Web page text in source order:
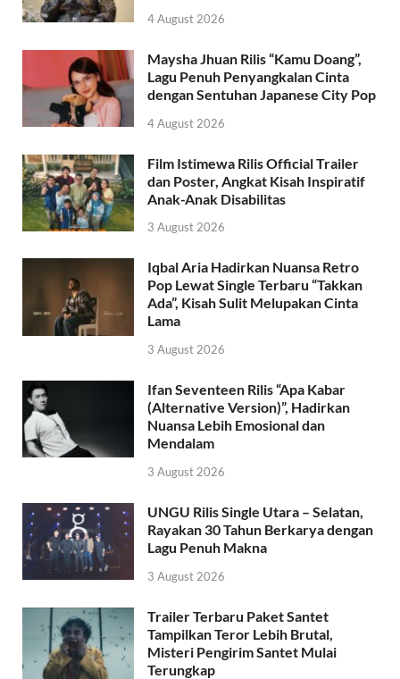
4 August 2026
Maysha Jhuan Rilis “Kamu Doang”,
Lagu Penuh Penyangkalan Cinta
dengan Sentuhan Japanese City Pop
4 August 2026
Film Istimewa Rilis Official Trailer
dan Poster, Angkat Kisah Inspiratif
Anak-Anak Disabilitas
3 August 2026
Iqbal Aria Hadirkan Nuansa Retro
Pop Lewat Single Terbaru “Takkan
Ada”, Kisah Sulit Melupakan Cinta
Lama
3 August 2026
Ifan Seventeen Rilis “Apa Kabar
(Alternative Version)”, Hadirkan
Nuansa Lebih Emosional dan
Mendalam
3 August 2026
UNGU Rilis Single Utara – Selatan,
Rayakan 30 Tahun Berkarya dengan
Lagu Penuh Makna
3 August 2026
Trailer Terbaru Paket Santet
Tampilkan Teror Lebih Brutal,
Misteri Pengirim Santet Mulai
Terungkap